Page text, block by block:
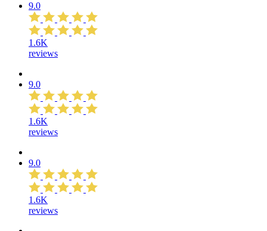
9.0
1.6K
reviews
9.0
1.6K
reviews
9.0
1.6K
reviews